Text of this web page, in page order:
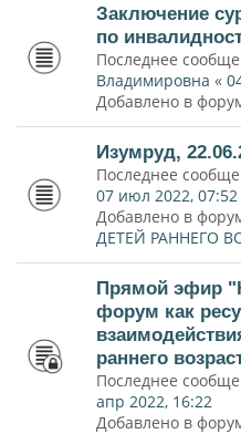
Заключение
по
Последнее
Владимировна «
Добавлено в
Изумруд,
Последнее
07 июл 2022, 07:52
Добавлено в
ДЕТЕЙ РАННЕГО
Прямой эфир
форум как
раннего
Последнее
апр 2022, 16:22
Добавлено в